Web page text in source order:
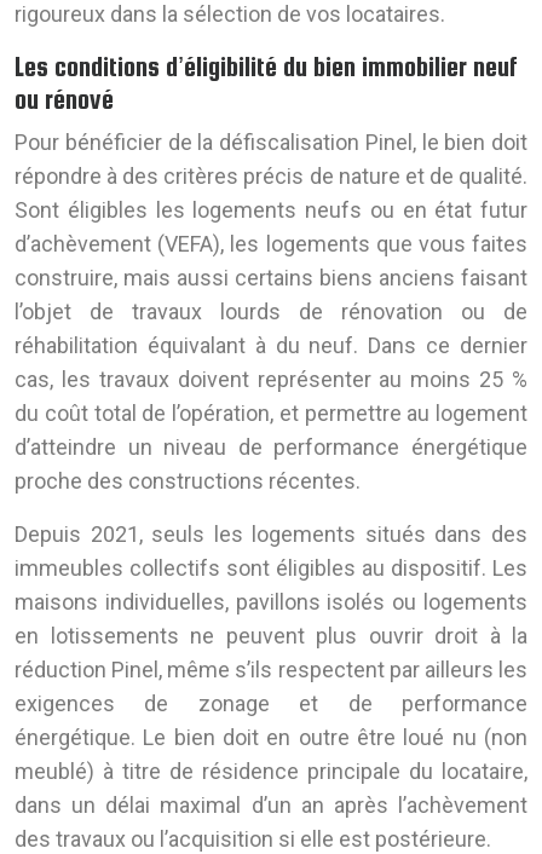
rigoureux dans la sélection de vos locataires.
Les conditions d’éligibilité du bien immobilier neuf
ou rénové
Pour bénéficier de la défiscalisation Pinel, le bien doit
répondre à des critères précis de nature et de qualité.
Sont éligibles les logements neufs ou en état futur
d’achèvement (VEFA), les logements que vous faites
construire, mais aussi certains biens anciens faisant
l’objet de travaux lourds de rénovation ou de
réhabilitation équivalant à du neuf. Dans ce dernier
cas, les travaux doivent représenter au moins 25 %
du coût total de l’opération, et permettre au logement
d’atteindre un niveau de performance énergétique
proche des constructions récentes.
Depuis 2021, seuls les logements situés dans des
immeubles collectifs sont éligibles au dispositif. Les
maisons individuelles, pavillons isolés ou logements
en lotissements ne peuvent plus ouvrir droit à la
réduction Pinel, même s’ils respectent par ailleurs les
exigences de zonage et de performance
énergétique. Le bien doit en outre être loué nu (non
meublé) à titre de résidence principale du locataire,
dans un délai maximal d’un an après l’achèvement
des travaux ou l’acquisition si elle est postérieure.